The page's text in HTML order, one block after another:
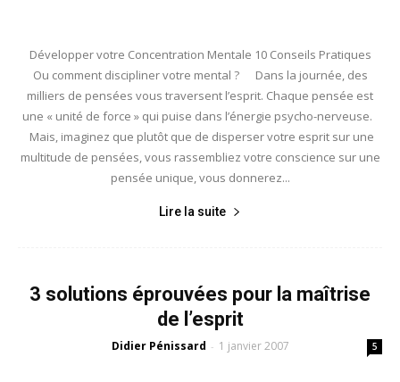
Développer votre Concentration Mentale 10 Conseils Pratiques
Ou comment discipliner votre mental ? Dans la journée, des
milliers de pensées vous traversent l’esprit. Chaque pensée est
une « unité de force » qui puise dans l’énergie psycho-nerveuse.
Mais, imaginez que plutôt que de disperser votre esprit sur une
multitude de pensées, vous rassembliez votre conscience sur une
pensée unique, vous donnerez...
Lire la suite
3 solutions éprouvées pour la maîtrise
de l’esprit
Didier Pénissard - 1 janvier 2007 5